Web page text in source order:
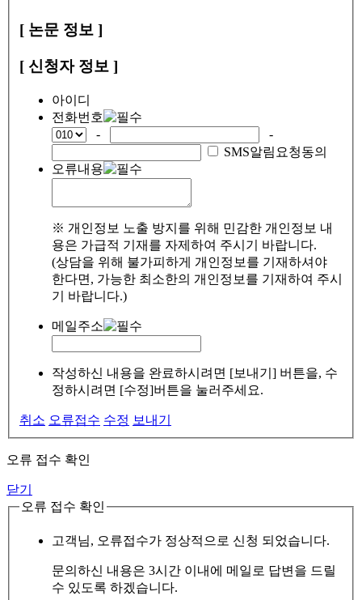
[ 논문 정보 ]
[ 신청자 정보 ]
아이디
전화번호
-
-
SMS알림요청동의
오류내용
※ 개인정보 노출 방지를 위해 민감한 개인정보 내
용은 가급적 기재를 자제하여 주시기 바랍니다.
(상담을 위해 불가피하게 개인정보를 기재하셔야
한다면, 가능한 최소한의 개인정보를 기재하여 주시
기 바랍니다.)
메일주소
작성하신 내용을 완료하시려면 [보내기] 버튼을, 수
정하시려면 [수정]버튼을 눌러주세요.
취소 오류접수 수정 보내기
오류 접수 확인
닫기
오류 접수 확인
고객님, 오류접수가 정상적으로 신청 되었습니다.
문의하신 내용은 3시간 이내에 메일로 답변을 드릴
수 있도록 하겠습니다.